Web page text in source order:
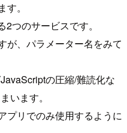
。
つのサービスです。
が、パラメーター名をみて
の圧縮/難読化な
います。
プリでのみ使用するように